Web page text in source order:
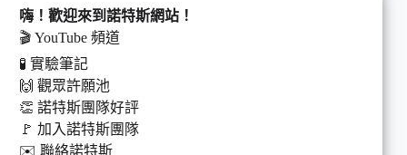
嗨！歡迎來到諾特斯網站！
🎬 YouTube 頻道
🧪 實驗筆記
🙌 觀眾許願池
👏 諾特斯團隊好評
🚩 加入諾特斯團隊
✉️ 聯絡諾特斯